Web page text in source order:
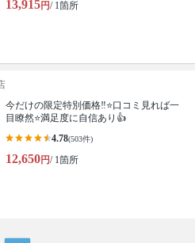
13,915円/ 1箇所
今だけの限定特別価格‼️⭐口コミ見れば一
目瞭然⭐満足度に自信あり👍
4.78(503件)
12,650円/ 1箇所